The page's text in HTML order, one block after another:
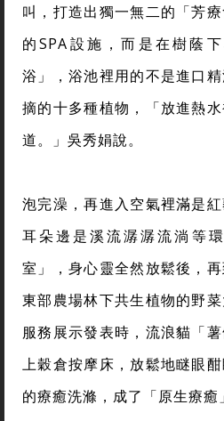
叫，打造出獨一無二的「芳
的SPA設施，而是在樹蔭
浴」，浴池裡用的不是進口
摘的十多種植物，「放進熱
道。」吳秀娟說。
泡完澡，再進入空氣裡滿是紅
耳朵邊是溪流潺潺流淌等
室」，身心靈全然放鬆後，
東部農場林下共生植物的野
服務展示發表時，流浪貓「
上穀倉按摩床，放鬆地瞇眼
的療癒洗滌，成了「原生療癒